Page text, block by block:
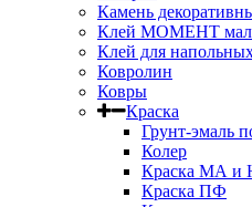
Камень
Клей МОМЕНТ
Клей для
Ковролин
Ковры
Краска
Грунт-эмаль
Колер
Краска МА и
Краска ПФ